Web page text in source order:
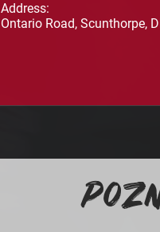
Address:
Ontario Road, Scunthorpe,